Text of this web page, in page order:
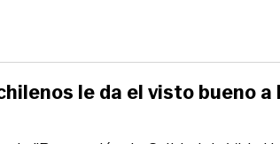
le da el visto bueno